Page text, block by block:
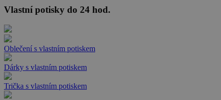
Vlastní potisky do 24 hod.
Oblečení s vlastním potiskem
Dárky s vlastním potiskem
Trička s vlastním potiskem